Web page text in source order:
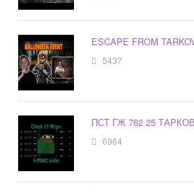
ESCAPE FROM
5437
ПСТ ГЖ 762 25 ТАРКОВ
6964